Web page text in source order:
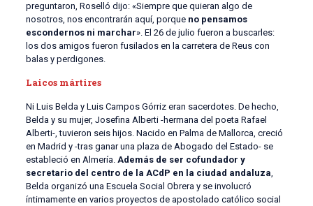
preguntaron, Roselló dijo: «Siempre que quieran algo de
nosotros, nos encontrarán aquí, porque no pensamos
escondernos ni marchar». El 26 de julio fueron a buscarles:
los dos amigos fueron fusilados en la carretera de Reus con
balas y perdigones.
Laicos mártires
Ni Luis Belda y Luis Campos Górriz eran sacerdotes. De hecho,
Belda y su mujer, Josefina Alberti -hermana del poeta Rafael
Alberti-, tuvieron seis hijos. Nacido en Palma de Mallorca, creció
en Madrid y -tras ganar una plaza de Abogado del Estado- se
estableció en Almería. Además de ser cofundador y
secretario del centro de la ACdP en la ciudad andaluza,
Belda organizó una Escuela Social Obrera y se involucró
íntimamente en varios proyectos de apostolado católico social